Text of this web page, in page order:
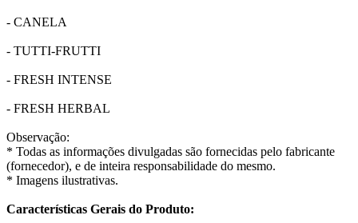
- CANELA
- TUTTI-FRUTTI
- FRESH INTENSE
- FRESH HERBAL
Observação:
* Todas as informações divulgadas são fornecidas pelo fabricante
(fornecedor), e de inteira responsabilidade do mesmo.
* Imagens ilustrativas.
Características Gerais do Produto: